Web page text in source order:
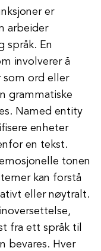
er
arbeider
språk. En
involverer å
som ord eller
grammatiske
Named entity
enheter
en tekst.
tonen
kan forstå
eller nøytralt.
fra ett språk til
bevares. Hver